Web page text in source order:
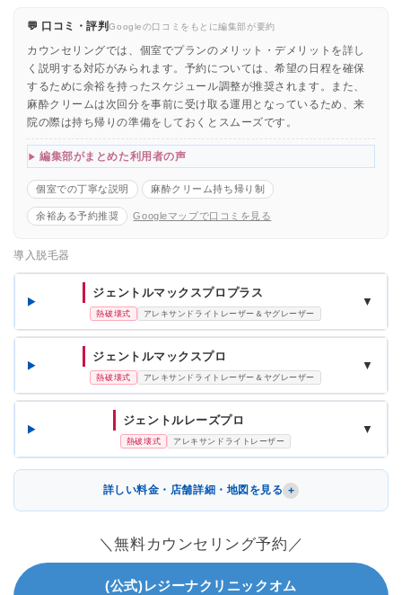
💬 口コミ・評判Googleの口コミをもとに編集部が要約
カウンセリングでは、個室でプランのメリット・デメリットを詳し
く説明する対応がみられます。予約については、希望の日程を確保
するために余裕を持ったスケジュール調整が推奨されます。また、
麻酔クリームは次回分を事前に受け取る運用となっているため、来
院の際は持ち帰りの準備をしておくとスムーズです。
編集部がまとめた利用者の声
個室での丁寧な説明 麻酔クリーム持ち帰り制
余裕ある予約推奨 Googleマップで口コミを見る
導入脱毛器
ジェントルマックスプロプラス
熱破壊式 アレキサンドライトレーザー＆ヤグレーザー
▼
ジェントルマックスプロ
熱破壊式 アレキサンドライトレーザー＆ヤグレーザー
▼
ジェントルレーズプロ
熱破壊式 アレキサンドライトレーザー
▼
詳しい料金・店舗詳細・地図を見る
＼無料カウンセリング予約／
(公式)レジーナクリニックオム